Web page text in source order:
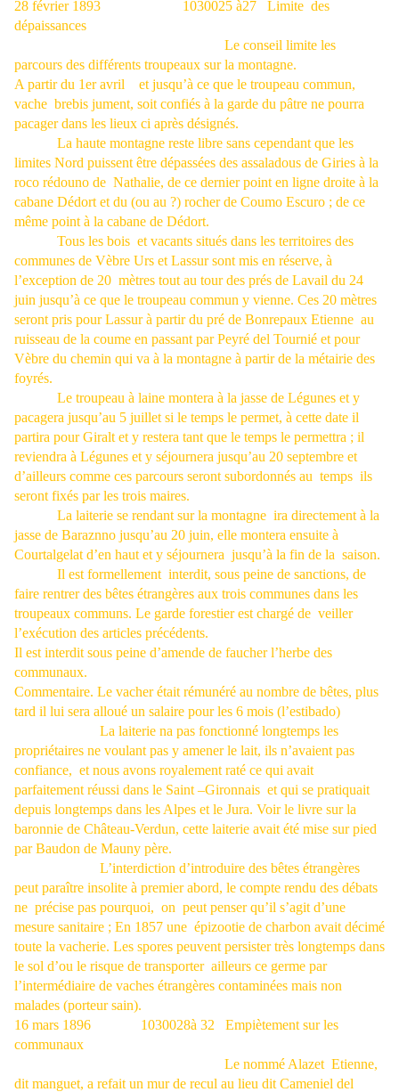
28 février 1893
1030025 à27 Limite des
dépaissances
Le conseil limite les
parcours des différents troupeaux sur la montagne.
A partir du 1er avril
et jusqu’à ce que le troupeau commun,
vache brebis jument, soit confiés à la garde du pâtre ne pourra
pacager dans les lieux ci après désignés.
La haute montagne reste libre sans cependant que les
limites Nord puissent être dépassées des assaladous de Giries à la
roco rédouno de Nathalie, de ce dernier point en ligne droite à la
cabane Dédort et du (ou au ?) rocher de Coumo Escuro ; de ce
même point à la cabane de Dédort.
Tous les bois et vacants situés dans les territoires des
communes de Vèbre Urs et Lassur sont mis en réserve, à
l’exception de 20 mètres tout au tour des prés de Lavail du 24
juin jusqu’à ce que le troupeau commun y vienne. Ces 20 mètres
seront pris pour Lassur à partir du pré de Bonrepaux Etienne au
ruisseau de la coume en passant par Peyré del Tournié et pour
Vèbre du chemin qui va à la montagne à partir de la métairie des
foyrés.
Le troupeau à laine montera à la jasse de Légunes et y
pacagera jusqu’au 5 juillet si le temps le permet, à cette date il
partira pour Giralt et y restera tant que le temps le permettra ; il
reviendra à Légunes et y séjournera jusqu’au 20 septembre et
d’ailleurs comme ces parcours seront subordonnés au temps ils
seront fixés par les trois maires.
La laiterie se rendant sur la montagne ira directement à la
jasse de Baraznno jusqu’au 20 juin, elle montera ensuite à
Courtalgelat d’en haut et y séjournera jusqu’à la fin de la saison.
Il est formellement interdit, sous peine de sanctions, de
faire rentrer des bêtes étrangères aux trois communes dans les
troupeaux communs. Le garde forestier est chargé de veiller
l’exécution des articles précédents.
Il est interdit sous peine d’amende de faucher l’herbe des
communaux.
Commentaire. Le vacher était rémunéré au nombre de bêtes, plus
tard il lui sera alloué un salaire pour les 6 mois (l’estibado)
La laiterie na pas fonctionné longtemps les
propriétaires ne voulant pas y amener le lait, ils n’avaient pas
confiance, et nous avons royalement raté ce qui avait
parfaitement réussi dans le Saint –Gironnais et qui se pratiquait
depuis longtemps dans les Alpes et le Jura. Voir le livre sur la
baronnie de Château-Verdun, cette laiterie avait été mise sur pied
par Baudon de Mauny père.
L’interdiction d’introduire des bêtes étrangères
peut paraître insolite à premier abord, le compte rendu des débats
ne précise pas pourquoi, on peut penser qu’il s’agit d’une
mesure sanitaire ; En 1857 une épizootie de charbon avait décimé
toute la vacherie. Les spores peuvent persister très longtemps dans
le sol d’ou le risque de transporter ailleurs ce germe par
l’intermédiaire de vaches étrangères contaminées mais non
malades (porteur sain).
16 mars 1896
1030028à 32
Empiètement sur les
communaux
Le nommé Alazet Etienne,
dit manguet, a refait un mur de recul au lieu dit Cameniel del